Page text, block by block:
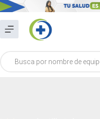
Saltar
al
contenido